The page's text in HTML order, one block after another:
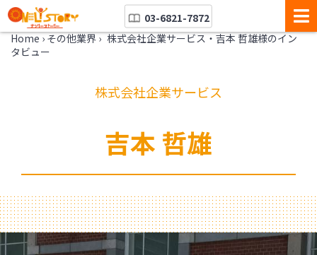
03-6821-7872
Home › その他業界 › 株式会社企業サービス・吉本 哲雄様のイン
タビュー
株式会社企業サービス
吉本 哲雄